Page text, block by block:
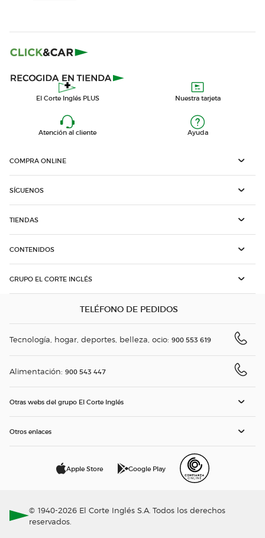
El Corte Inglés PLUS Nuestra tarjeta
Atención al cliente Ayuda
COMPRA ONLINE
SÍGUENOS
TIENDAS
CONTENIDOS
GRUPO EL CORTE INGLÉS
TELÉFONO DE PEDIDOS
Tecnología, hogar, deportes, belleza, ocio: 900 553 619
Alimentación: 900 543 447
Otras webs del grupo El Corte Inglés
Otros enlaces
Apple Store Google Play
© 1940-2026 El Corte Inglés S.A. Todos los derechos
reservados.